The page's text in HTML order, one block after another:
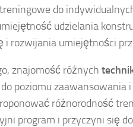
do
udzielania
i rozwijania umiejętności
znajomość różnych
poziomu zaawansowania
różnorodność
program i przyczyni się